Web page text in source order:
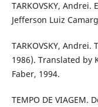
TARKOVSKY,
Jefferson Luiz
TARKOVSKY,
1986). Translated by
Faber, 1994.
TEMPO DE VIAGEM.